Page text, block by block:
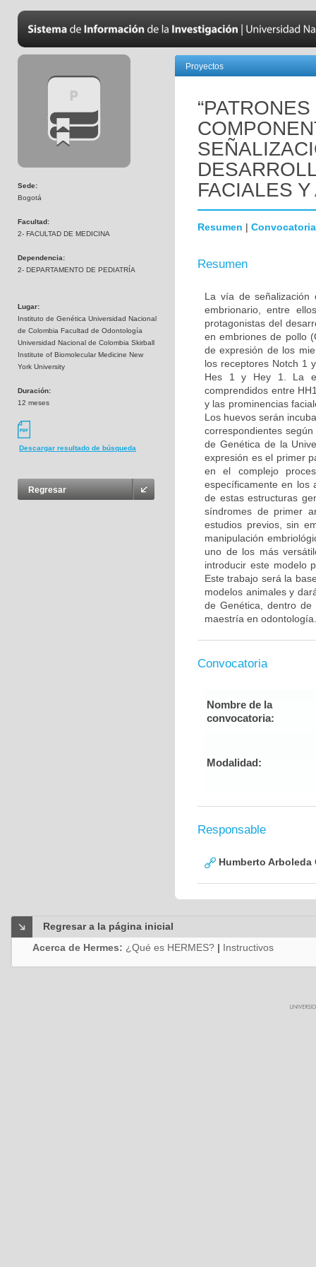
Sede:
Bogotá
Facultad:
2- FACULTAD DE MEDICINA
Dependencia:
2- DEPARTAMENTO DE PEDIATRÍA
Lugar:
Instituto de Genética Universidad Nacional
de Colombia Facultad de Odontología
Universidad Nacional de Colombia Skirball
Institute of Biomolecular Medicine New
York University
Duración:
12 meses
Descargar resultado de búsqueda
Regresar
Proyectos
FACIALES
Resumen | Convocatoria
Resumen
La vía de señalización
embrionario, entre
protagonistas del
en embriones de pollo
de expresión de los
los receptores Notch 1
Hes 1 y Hey 1. La
comprendidos entre
y las prominencias
Los huevos serán
correspondientes
de Genética de la
expresión es el primer
en el complejo
específicamente en los
de estas estructuras
síndromes de primer
estudios previos, sin
manipulación
uno de los más
introducir este modelo
Este trabajo será la
modelos animales y
de Genética, dentro
maestría en odontología.
Convocatoria
Nombre de la
convocatoria:
Modalidad:
Responsable
Humberto Arboleda
Regresar a la página inicial
Acerca de Hermes: ¿Qué es HERMES? | Instructivos